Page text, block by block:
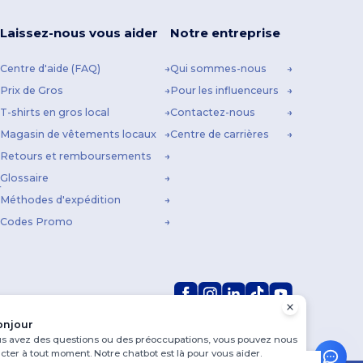
Laissez-nous vous aider
Centre d'aide (FAQ)
Prix de Gros
T-shirts en gros local
Magasin de vêtements locaux
Retours et remboursements
Glossaire
Méthodes d'expédition
Codes Promo
Notre entreprise
Qui sommes-nous
Pour les influenceurs
Contactez-nous
Centre de carrières
avez des questions ou des préoccupations, vous pouvez nous
à tout moment. Notre chatbot est là pour vous aider.